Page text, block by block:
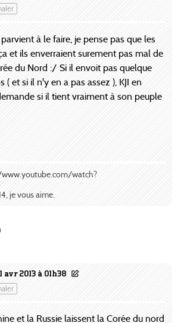
à le faire, je pense pas que les
et ils enverraient surement pas mal de
du Nord :/ Si il envoit pas quelque
( et si il n'y en a pas assez ), KJI en
si il tient vraiment à son peuple
watch?
je vous aime.
avr 2013 à 01h38
et la Russie laissent la Corée du nord